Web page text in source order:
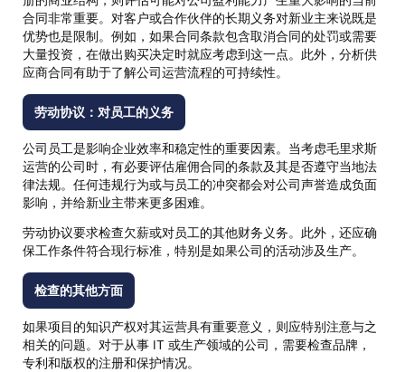
合同非常重要。对客户或合作伙伴的长期义务对新业主来说既是
优势也是限制。例如，如果合同条款包含取消合同的处罚或需要
大量投资，在做出购买决定时就应考虑到这一点。此外，分析供
应商合同有助于了解公司运营流程的可持续性。
劳动协议：对员工的义务
公司员工是影响企业效率和稳定性的重要因素。当考虑毛里求斯
运营的公司时，有必要评估雇佣合同的条款及其是否遵守当地法
律法规。任何违规行为或与员工的冲突都会对公司声誉造成负面
影响，并给新业主带来更多困难。
劳动协议要求检查欠薪或对员工的其他财务义务。此外，还应确
保工作条件符合现行标准，特别是如果公司的活动涉及生产。
检查的其他方面
如果项目的知识产权对其运营具有重要意义，则应特别注意与之
相关的问题。对于从事 IT 或生产领域的公司，需要检查品牌，
专利和版权的注册和保护情况。